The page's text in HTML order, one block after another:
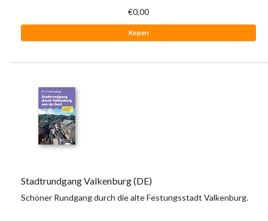
€0,00
Kopen
Stadtrundgang Valkenburg (DE)
Schöner Rundgang durch die alte Festungsstadt Valkenburg.